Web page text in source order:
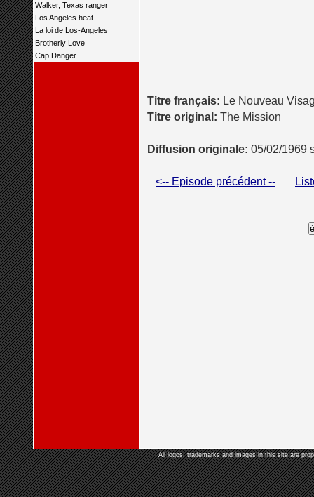
Walker, Texas ranger
Los Angeles heat
La loi de Los-Angeles
Brotherly Love
Cap Danger
Titre français: Le Nouveau
Titre original: The Mission
Diffusion originale: 05/02/1969
<-- Episode précédent --
All logos, trademarks and images in this site are